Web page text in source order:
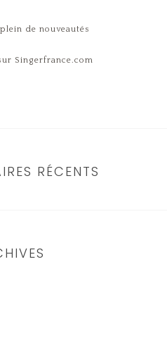
de nouveautés
Singerfrance.com
RÉCENTS